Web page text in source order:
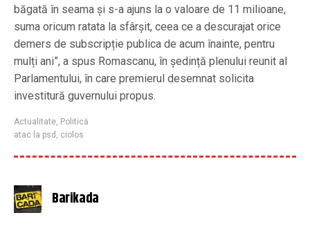
băgată în seama și s-a ajuns la o valoare de 11 milioane,
suma oricum ratata la sfârșit, ceea ce a descurajat orice
demers de subscripție publica de acum înainte, pentru
mulți ani”, a spus Romascanu, în ședință plenului reunit al
Parlamentului, în care premierul desemnat solicita
investitură guvernului propus.
Actualitate, Politică
atac la psd , ciolos
Barikada